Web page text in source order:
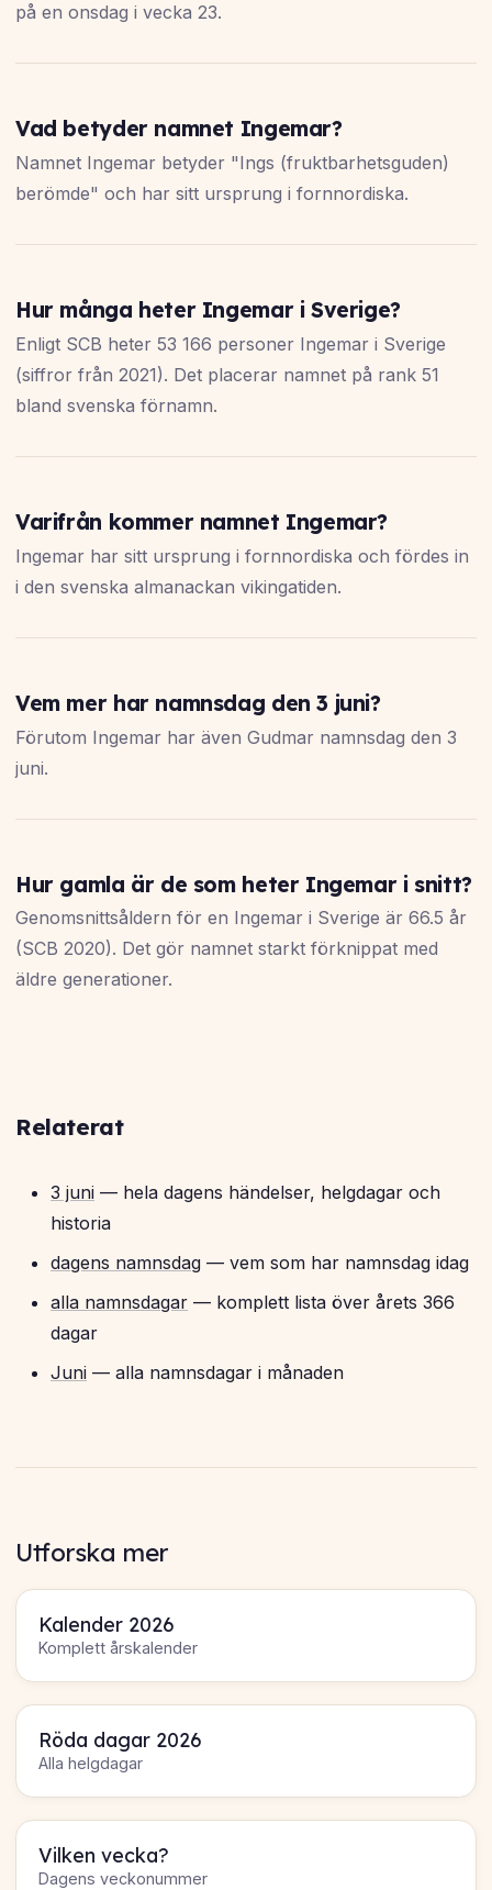
på en onsdag i vecka 23.
Vad betyder namnet Ingemar?
Namnet Ingemar betyder "Ings (fruktbarhetsguden)
berömde" och har sitt ursprung i fornnordiska.
Hur många heter Ingemar i Sverige?
Enligt SCB heter 53 166 personer Ingemar i Sverige
(siffror från 2021). Det placerar namnet på rank 51
bland svenska förnamn.
Varifrån kommer namnet Ingemar?
Ingemar har sitt ursprung i fornnordiska och fördes in
i den svenska almanackan vikingatiden.
Vem mer har namnsdag den 3 juni?
Förutom Ingemar har även Gudmar namnsdag den 3
juni.
Hur gamla är de som heter Ingemar i snitt?
Genomsnittsåldern för en Ingemar i Sverige är 66.5 år
(SCB 2020). Det gör namnet starkt förknippat med
äldre generationer.
Relaterat
3 juni — hela dagens händelser, helgdagar och
historia
dagens namnsdag — vem som har namnsdag idag
alla namnsdagar — komplett lista över årets 366
dagar
Juni — alla namnsdagar i månaden
Utforska mer
Kalender 2026
Komplett årskalender
Röda dagar 2026
Alla helgdagar
Vilken vecka?
Dagens veckonummer